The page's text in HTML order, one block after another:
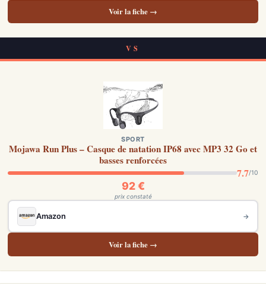
Voir la fiche →
VS
SPORT
Mojawa Run Plus – Casque de natation IP68 avec MP3 32 Go et
basses renforcées
7.7/10
92 €
prix constaté
Amazon →
Voir la fiche →